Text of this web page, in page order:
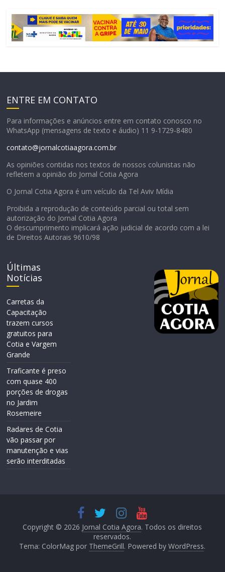
ENTRE EM CONTATO
Para informações e anúncios entre em contato conosco no
WhatsApp (mensagens de texto e áudio) 11 9-1729-8480
contato@jornalcotiaagora.com.br
As opiniões contidas nos textos de nossos colunistas não
refletem a opinião do Jornal Cotia Agora
O Jornal Cotia Agora é um veículo da Tel Aviv Mídia
Proibida a reprodução de conteúdo parcial ou total sem
autorização do Jornal Cotia Agora
O descumprimento implicará ação judicial de acordo com a lei
de Direitos Autorais 9610/98
Últimas
Notícias
Carretas da
Capacitação
trazem cursos
gratuitos para
Cotia e Vargem
Grande
Traficante é preso
com quase 400
porções de drogas
no Jardim
Rosemeire
Radares de Cotia
vão passar por
manutenção e vias
serão interditadas
Copyright © 2026 Jornal Cotia Agora. Todos os direitos
reservados.
Tema: ColorMag por ThemeGrill. Powered byWordPress.